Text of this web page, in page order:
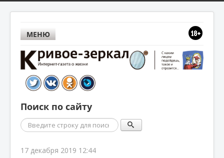
МЕНЮ
Поиск по сайту
Поиск
17 декабря 2019 12:44